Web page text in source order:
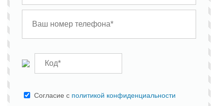
Cогласие с политикой конфиденциальности